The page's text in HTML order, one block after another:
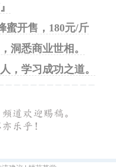
蜜开售，180元/斤
洞悉商业世相。
，学习成功之道。